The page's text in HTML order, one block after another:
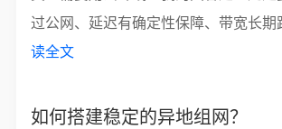
过公网、延迟有确定性保障、带宽长期
读全文
如何搭建稳定的异地组网？